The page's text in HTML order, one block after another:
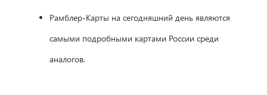
Рамблер-Карты на сегодняшний день являются
самыми подробными картами России среди
аналогов.